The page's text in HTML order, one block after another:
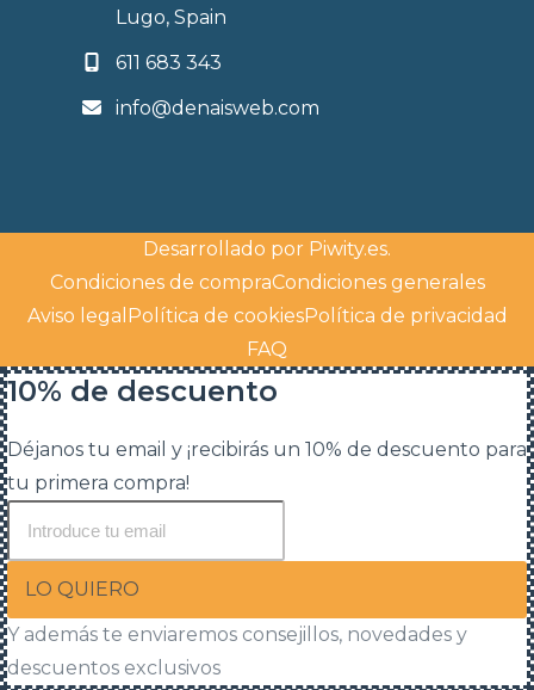
Lugo, Spain
611 683 343
info@denaisweb.com
Desarrollado por Piwity.es.
Condiciones de compraCondiciones generales
Aviso legal Política de cookiesPolítica de privacidad
FAQ
10% de descuento
Déjanos tu email y ¡recibirás un 10% de descuento para
tu primera compra!
LO QUIERO
Y además te enviaremos consejillos, novedades y
descuentos exclusivos